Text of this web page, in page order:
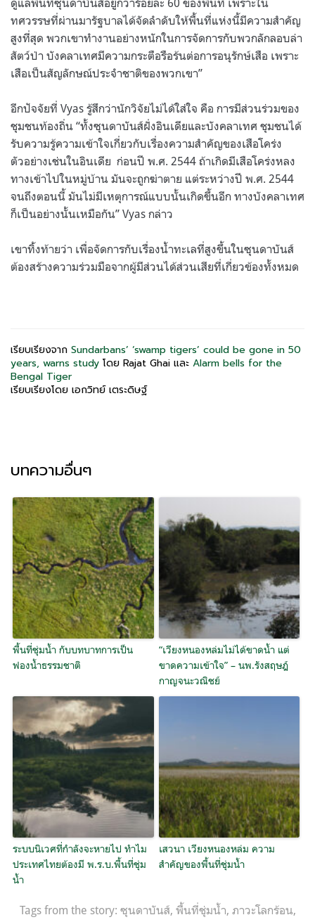
ทศวรรษที่ผ่านมารัฐบาลได้จัดลำดับให้พื้นที่แห่งนี้มีความสำคัญ
สูงที่สุด พวกเขาทำงานอย่างหนักในการจัดการกับพวกลักลอบล่า
สัตว์ป่า บังคลาเทศมีความกระตือรือร้นต่อการอนุรักษ์เสือ เพราะ
เสือเป็นสัญลักษณ์ประจำชาติของพวกเขา”
อีกปัจจัยที่ Vyas รู้สึกว่านักวิจัยไม่ได้ใส่ใจ คือ การมีส่วนร่วมของ
ชุมชนท้องถิ่น “ทั้งซุนดาบันส์ฝั่งอินเดียและบังคลาเทศ ชุมชนได้
รับความรู้ความเข้าใจเกี่ยวกับเรื่องความสำคัญของเสือโคร่ง
ตัวอย่างเช่นในอินเดีย ก่อนปี พ.ศ. 2544 ถ้าเกิดมีเสือโคร่งหลง
ทางเข้าไปในหมู่บ้าน มันจะถูกฆ่าตาย แต่ระหว่างปี พ.ศ. 2544
จนถึงตอนนี้ มันไม่มีเหตุการณ์แบบนั้นเกิดขึ้นอีก ทางบังคลาเทศ
ก็เป็นอย่างนั้นเหมือกัน” Vyas กล่าว
เขาทิ้งท้ายว่า เพื่อจัดการกับเรื่องน้ำทะเลที่สูงขึ้นในซุนดาบันส์
ต้องสร้างความร่วมมือจากผู้มีส่วนได้ส่วนเสียที่เกี่ยวข้องทั้งหมด
เรียบเรียงจาก Sundarbans’ ‘swamp tigers’ could be gone in 50
years, warns study โดย Rajat Ghai และ Alarm bells for the
Bengal Tiger
เรียบเรียงโดย เอกวิทย์ เตระดิษฐ์
บทความอื่นๆ
พื้นที่ชุ่มน้ำ กับบทบาทการเป็น
ฟองน้ำธรรมชาติ
“เวียงหนองหล่มไม่ได้ขาดน้ำ แต่
ขาดความเข้าใจ” – นพ.รังสฤษฎ์
กาญจนะวณิชย์
ระบบนิเวศที่กำลังจะหายไป ทำไม
ประเทศไทยต้องมี พ.ร.บ.พื้นที่ชุ่ม
น้ำ
เสวนา เวียงหนองหล่ม ความ
สำคัญของพื้นที่ชุ่มน้ำ
Tags from the story: ซุนดาบันส์, พื้นที่ชุ่มน้ำ, ภาวะโลกร้อน,